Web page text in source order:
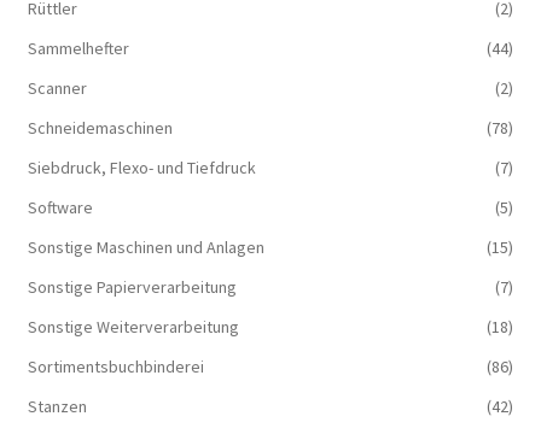
Rüttler
(2)
Sammelhefter
(44)
Scanner
(2)
Schneidemaschinen
(78)
Siebdruck, Flexo- und Tiefdruck
(7)
Software
(5)
Sonstige Maschinen und Anlagen
(15)
Sonstige Papierverarbeitung
(7)
Sonstige Weiterverarbeitung
(18)
Sortimentsbuchbinderei
(86)
Stanzen
(42)